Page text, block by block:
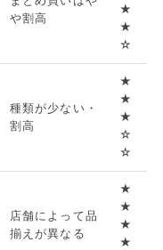
や割高
★
★
☆
種類が少ない・
割高
★
★
★
☆
☆
店舗によって品
揃えが異なる
★
★
★
★